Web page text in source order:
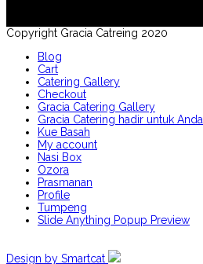
Copyright Gracia Catreing 2020
Blog
Cart
Catering Gallery
Checkout
Gracia Catering Gallery
Gracia Catering hadir untuk Anda
Kue Basah
My account
Nasi Box
Ozora
Prasmanan
Profile
Tumpeng
Slide Anything Popup Preview
Design by Smartcat